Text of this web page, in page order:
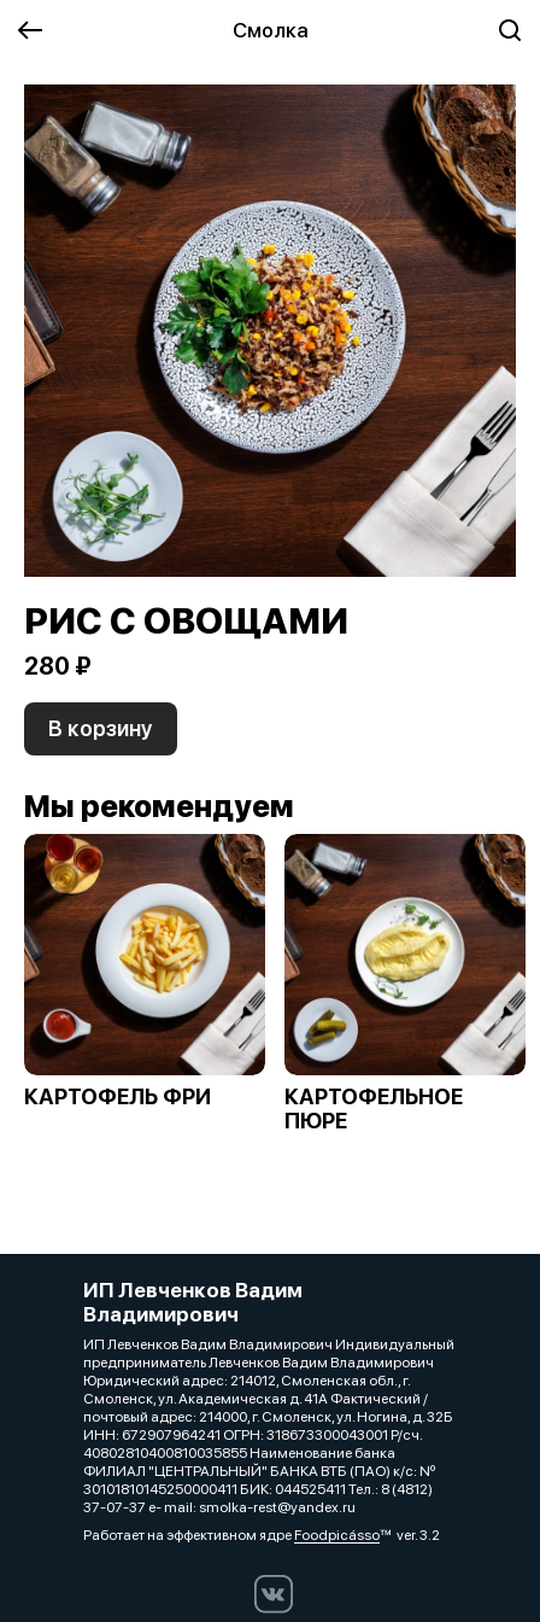
Смолка
РИС С ОВОЩАМИ
280 ₽
В корзину
Мы рекомендуем
КАРТОФЕЛЬ ФРИ
КАРТОФЕЛЬНОЕ
ПЮРЕ
ИП Левченков Вадим
Владимирович
ИП Левченков Вадим Владимирович Индивидуальный
предприниматель Левченков Вадим Владимирович
Юридический адрес: 214012, Смоленская обл., г.
Смоленск, ул. Академическая д. 41А Фактический /
почтовый адрес: 214000, г. Смоленск, ул. Ногина, д. 32Б
ИНН: 672907964241 ОГРН: 318673300043001 Р/сч.
40802810400810035855 Наименование банка
ФИЛИАЛ "ЦЕНТРАЛЬНЫЙ" БАНКА ВТБ (ПАО) к/c: Nº
30101810145250000411 БИК: 044525411 Тел.: 8 (4812)
37-07-37 e- mail: smolka-rest@yandex.ru
Работает на эффективном ядреFoodpicássover. 3.2